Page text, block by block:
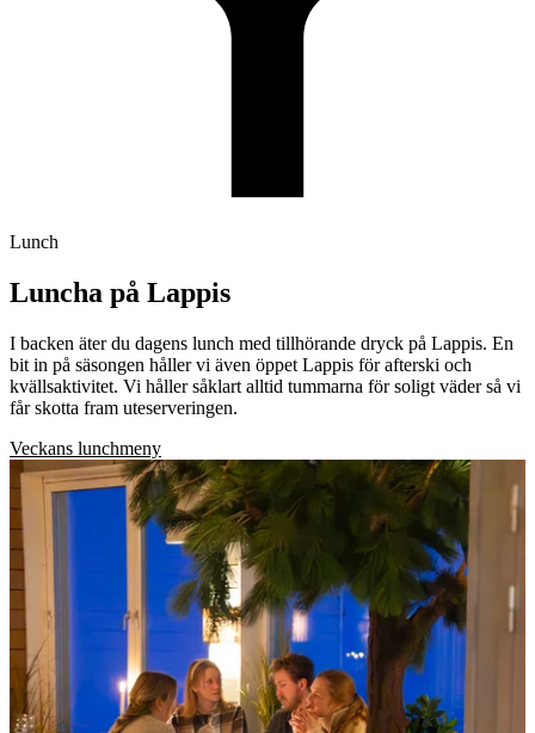
Lunch
Luncha på Lappis
I backen äter du dagens lunch med tillhörande dryck på Lappis. En
bit in på säsongen håller vi även öppet Lappis för afterski och
kvällsaktivitet. Vi håller såklart alltid tummarna för soligt väder så vi
får skotta fram uteserveringen.
Veckans lunchmeny